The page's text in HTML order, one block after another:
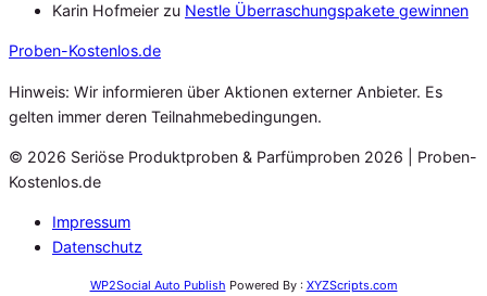
Karin Hofmeier zu Nestle Überraschungspakete gewinnen
Proben-Kostenlos.de
Hinweis: Wir informieren über Aktionen externer Anbieter. Es
gelten immer deren Teilnahmebedingungen.
© 2026 Seriöse Produktproben & Parfümproben 2026 | Proben-
Kostenlos.de
Impressum
Datenschutz
WP2Social Auto Publish Powered By : XYZScripts.com